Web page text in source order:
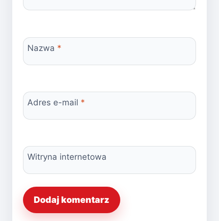
Nazwa *
Adres e-mail *
Witryna internetowa